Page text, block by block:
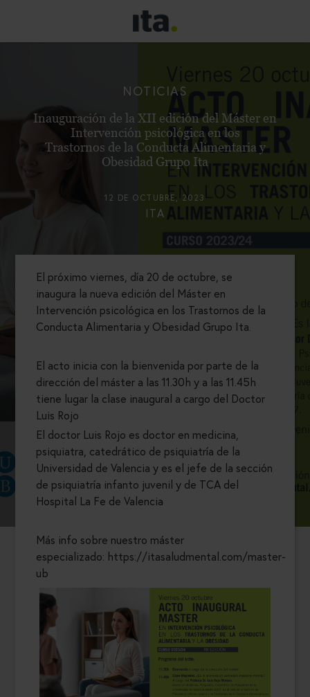
NOTICIAS
Inauguración de la XII edición del Máster en
Intervención psicológica en los
Trastornos de la Conducta Alimentaria y
Obesidad Grupo Ita
12 DE OCTUBRE, 2023
ITA
El próximo viernes, día 20 de octubre, se
inaugura la nueva edición del Máster en
Intervención psicológica en los Trastornos de la
Conducta Alimentaria y Obesidad Grupo Ita.
El acto inicia con la bienvenida por parte de la
dirección del máster a las 11.30h y a las 11.45h
tiene lugar la clase inaugural a cargo del Doctor
Luis Rojo
El doctor Luis Rojo es doctor en medicina,
psiquiatra, catedrático de psiquiatría de la
Universidad de Valencia y es el jefe de la sección
de psiquiatría infanto juvenil y de TCA del
Hospital La Fe de Valencia
Más info sobre nuestro máster
especializado: https://itasaludmental.com/master-
ub